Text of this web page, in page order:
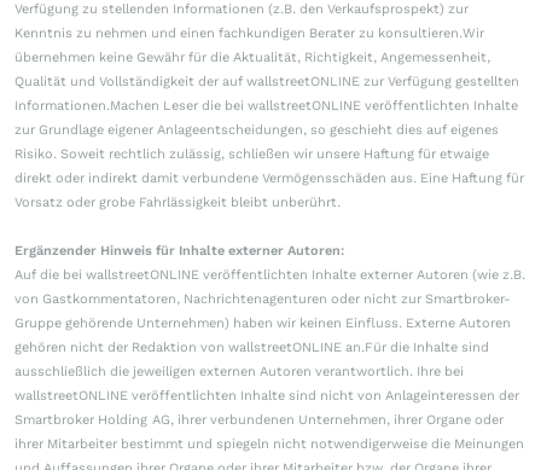
Verfügung zu stellenden Informationen (z.B. den Verkaufsprospekt) zur
Kenntnis zu nehmen und einen fachkundigen Berater zu konsultieren.Wir
übernehmen keine Gewähr für die Aktualität, Richtigkeit, Angemessenheit,
Qualität und Vollständigkeit der auf wallstreetONLINE zur Verfügung gestellten
Informationen.Machen Leser die bei wallstreetONLINE veröffentlichten Inhalte
zur Grundlage eigener Anlageentscheidungen, so geschieht dies auf eigenes
Risiko. Soweit rechtlich zulässig, schließen wir unsere Haftung für etwaige
direkt oder indirekt damit verbundene Vermögensschäden aus. Eine Haftung für
Vorsatz oder grobe Fahrlässigkeit bleibt unberührt.
Ergänzender Hinweis für Inhalte externer Autoren:
Auf die bei wallstreetONLINE veröffentlichten Inhalte externer Autoren (wie z.B.
von Gastkommentatoren, Nachrichtenagenturen oder nicht zur Smartbroker-
Gruppe gehörende Unternehmen) haben wir keinen Einfluss. Externe Autoren
gehören nicht der Redaktion von wallstreetONLINE an.Für die Inhalte sind
ausschließlich die jeweiligen externen Autoren verantwortlich. Ihre bei
wallstreetONLINE veröffentlichten Inhalte sind nicht von Anlageinteressen der
Smartbroker Holding AG, ihrer verbundenen Unternehmen, ihrer Organe oder
ihrer Mitarbeiter bestimmt und spiegeln nicht notwendigerweise die Meinungen